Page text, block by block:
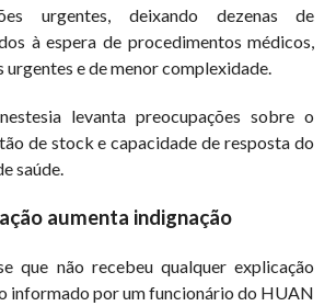
urgentes, deixando dezenas de
à espera de procedimentos médicos,
e de menor complexidade.
levanta preocupações sobre o
de stock e capacidade de resposta do
saúde.
aumenta indignação
que não recebeu qualquer explicação
informado por um funcionário do HUAN